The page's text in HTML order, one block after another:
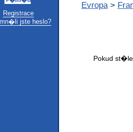
Registrace
jste heslo?
Evropa >